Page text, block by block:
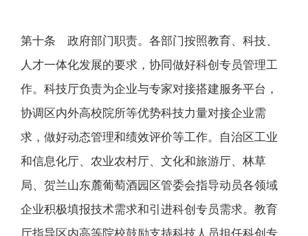
第十条 政府部门职责。各部门按照教育、科技、
人才一体化发展的要求，协同做好科创专员管理工
作。科技厅负责为企业与专家对接搭建服务平台，
协调区内外高校院所等优势科技力量对接企业需
求，做好动态管理和绩效评价等工作。自治区工业
和信息化厅、农业农村厅、文化和旅游厅、林草
局、贺兰山东麓葡萄酒园区管委会指导动员各领域
企业积极填报技术需求和引进科创专员需求。教育